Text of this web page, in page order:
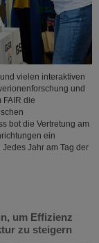
vielen interaktiven
und
die
bot die Vertretung am
ein
Jahr am Tag der
um Effizienz
zu steigern